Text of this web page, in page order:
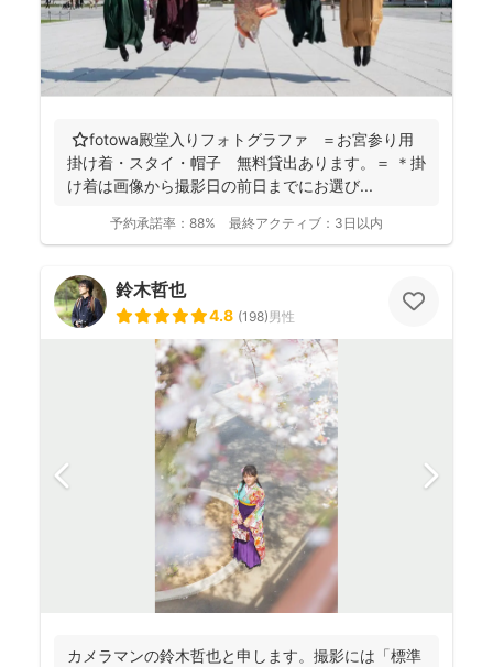
⭐️fotowa殿堂入りフォトグラファ ＝お宮参り用
掛け着・スタイ・帽子 無料貸出あります。＝ ＊掛
け着は画像から撮影日の前日までにお選び...
予約承諾率： 88% 最終アクティブ： 3日以内
鈴木哲也
4.8 (198)男性
カメラマンの鈴木哲也と申します。撮影には「標準